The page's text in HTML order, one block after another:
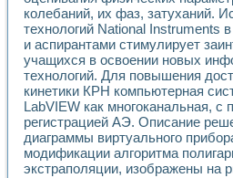
Лабораторный
Микрозондовая система
Метод траекторий в
Промышленная
Автоматизация
Использование систем
Исследование
Применение LabVIEW
Разработка
Система блокировок,
колебаний, их фаз, затуханий.
технологий National Instruments
и аспирантами стимулирует
учащихся в освоении новых
технологий. Для повышения
кинетики КРН компьютерная
LabVIEW как многоканальная, с
регистрацией АЭ. Описание
диаграммы виртуального
модификации алгоритма
экстраполяции, изображены на